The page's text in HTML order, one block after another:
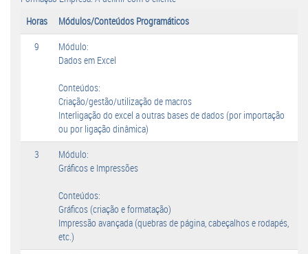
Horas
Módulos/Conteúdos Programáticos
9
Módulo:
Dados em Excel
Conteúdos:
Criação/gestão/utilização de macros
Interligação do excel a outras bases de dados (por importação
ou por ligação dinâmica)
3
Módulo:
Gráficos e Impressões
Conteúdos:
Gráficos (criação e formatação)
Impressão avançada (quebras de página, cabeçalhos e rodapés,
etc.)